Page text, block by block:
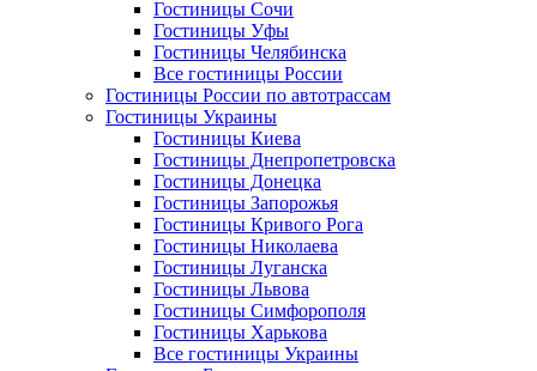
Гостиницы Сочи
Гостиницы Уфы
Гостиницы Челябинска
Все гостиницы России
Гостиницы России по автотрассам
Гостиницы Украины
Гостиницы Киева
Гостиницы Днепропетровска
Гостиницы Донецка
Гостиницы Запорожья
Гостиницы Кривого Рога
Гостиницы Николаева
Гостиницы Луганска
Гостиницы Львова
Гостиницы Симфорополя
Гостиницы Харькова
Все гостиницы Украины